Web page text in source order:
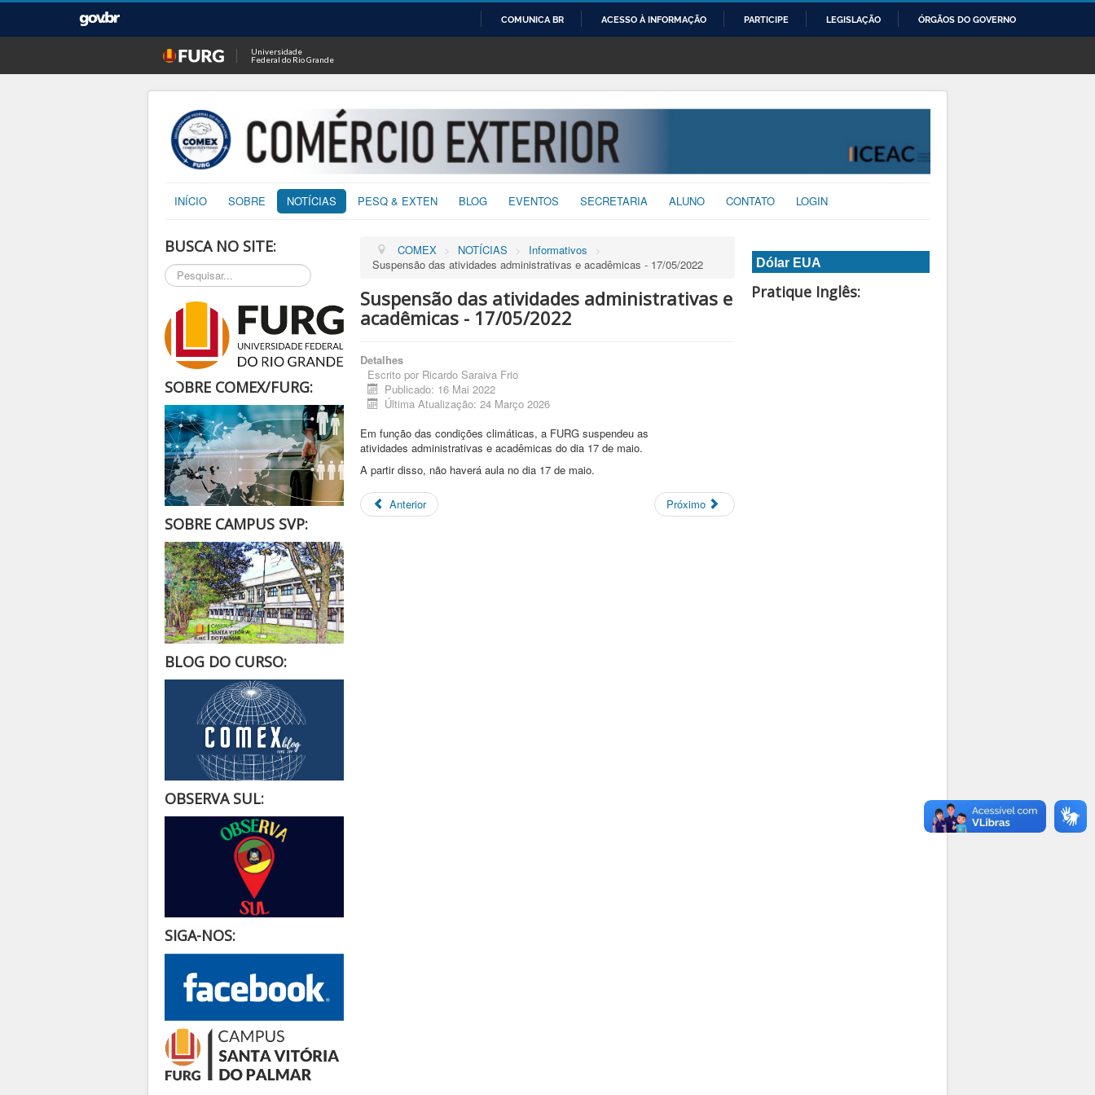
O
CONTEÚDO
COMUNICA BR ACESSO À INFORMAÇÃO PARTICIPE LEGISLAÇÃO ÓRGÃOS DO GOVERNO
Universidade
Federal do Rio Grande
INÍCIO SOBRE NOTÍCIAS PESQ & EXTEN BLOG EVENTOS SECRETARIA ALUNO CONTATO LOGIN
BUSCA NO SITE:
Pesquisar...
SOBRE COMEX/FURG:
SOBRE CAMPUS SVP:
BLOG DO CURSO:
OBSERVA SUL:
SIGA-NOS:
COMEX > NOTÍCIAS > Informativos
>
Suspensão das atividades administrativas e acadêmicas - 17/05/2022
Suspensão das atividades administrativas e
acadêmicas - 17/05/2022
Detalhes
Escrito por Ricardo Saraiva Frio
Publicado: 16 Mai 2022
Última Atualização: 24 Março 2026
Em função das condições climáticas, a FURG suspendeu as
atividades administrativas e acadêmicas do dia 17 de maio.
A partir disso, não haverá aula no dia 17 de maio.
Anterior Próximo
Dólar EUA
Pratique Inglês: